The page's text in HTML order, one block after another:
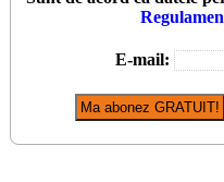
E-mail: